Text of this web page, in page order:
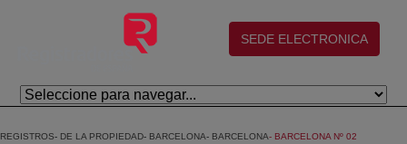
Skip to Main Content
(abre en nueva ventana)
SEDE ELECTRONICA
REGISTROS DE LA PROPIEDAD BARCELONA BARCELONA BARCELONA Nº 02